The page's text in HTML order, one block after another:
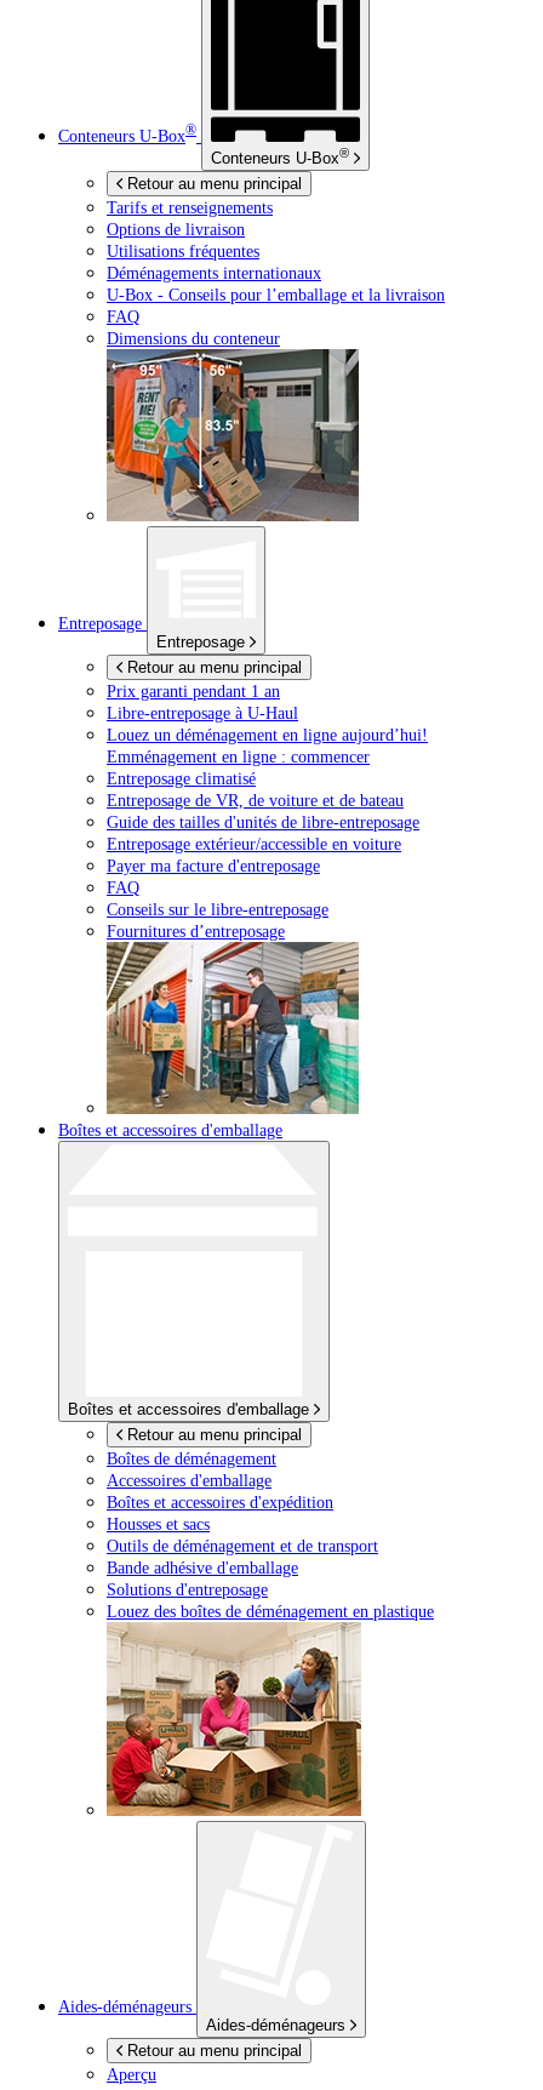
Conteneurs U-Box®
Conteneurs U-Box®
Retour au menu principal
Tarifs et renseignements
Options de livraison
Utilisations fréquentes
Déménagements internationaux
U-Box - Conseils pour l’emballage et la livraison
FAQ
Dimensions du conteneur
Entreposage
Entreposage
Retour au menu principal
Prix garanti pendant 1 an
Libre-entreposage à U-Haul
Louez un déménagement en ligne aujourd’hui!
Emménagement en ligne : commencer
Entreposage climatisé
Entreposage de VR, de voiture et de bateau
Guide des tailles d'unités de libre-entreposage
Entreposage extérieur/accessible en voiture
Payer ma facture d'entreposage
FAQ
Conseils sur le libre-entreposage
Fournitures d’entreposage
Boîtes et accessoires d'emballage
Boîtes et accessoires d'emballage
Retour au menu principal
Boîtes de déménagement
Accessoires d'emballage
Boîtes et accessoires d'expédition
Housses et sacs
Outils de déménagement et de transport
Bande adhésive d'emballage
Solutions d'entreposage
Louez des boîtes de déménagement en plastique
Aides-déménageurs
Aides-déménageurs
Retour au menu principal
Aperçu